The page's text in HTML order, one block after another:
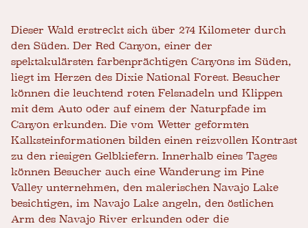
Dieser Wald erstreckt sich über 274 Kilometer durch
den Süden. Der Red Canyon, einer der
spektakulärsten farbenprächtigen Canyons im Süden,
liegt im Herzen des Dixie National Forest. Besucher
können die leuchtend roten Felsnadeln und Klippen
mit dem Auto oder auf einem der Naturpfade im
Canyon erkunden. Die vom Wetter geformten
Kalksteinformationen bilden einen reizvollen Kontrast
zu den riesigen Gelbkiefern. Innerhalb eines Tages
können Besucher auch eine Wanderung im Pine
Valley unternehmen, den malerischen Navajo Lake
besichtigen, im Navajo Lake angeln, den östlichen
Arm des Navajo River erkunden oder die